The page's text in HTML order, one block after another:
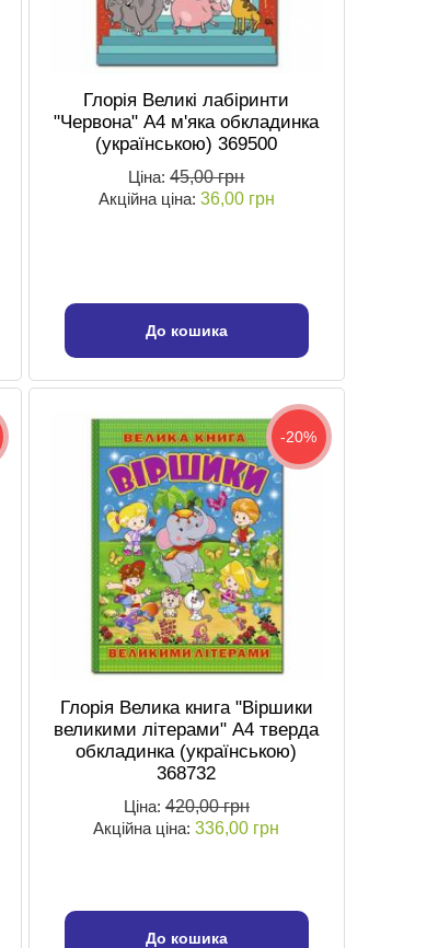
Глорія Великі лабіринти
"Червона" А4 м'яка обкладинка
(українською) 369500
Ціна:45,00 грн
Акційна ціна: 36,00 грн
До кошика
-20%
Глорія Велика книга "Віршики
великими літерами" А4 тверда
обкладинка (українською)
368732
Ціна: 420,00 грн
Акційна ціна:336,00 грн
До кошика